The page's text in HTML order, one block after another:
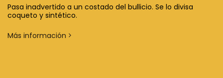
Pasa inadvertido a un costado del bullicio. Se lo divisa
coqueto y sintético.
Más información